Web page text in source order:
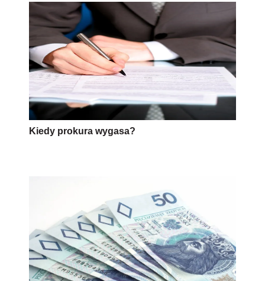
Kiedy prokura wygasa?